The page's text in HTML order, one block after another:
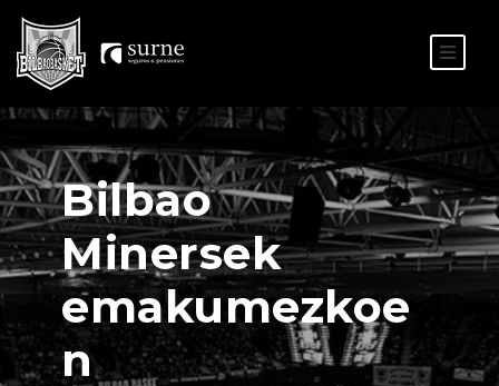
Bilbao
Minersek
emakumezkoe
n